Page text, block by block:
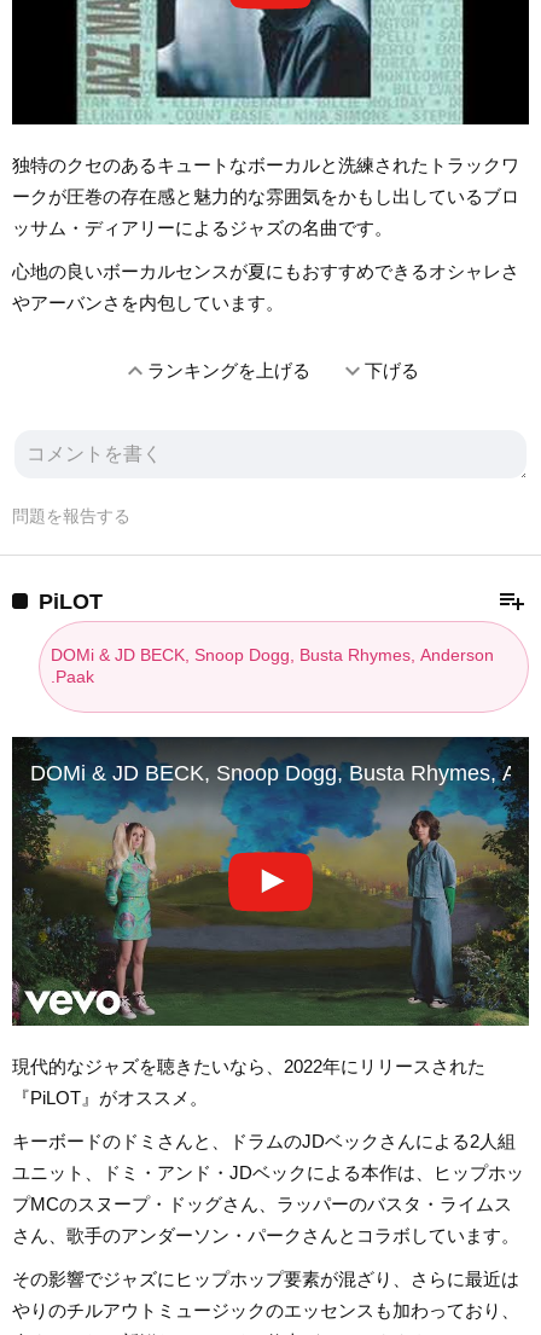
独特のクセのあるキュートなボーカルと洗練されたトラックワ
ークが圧巻の存在感と魅力的な雰囲気をかもし出しているブロ
ッサム・ディアリーによるジャズの名曲です。
心地の良いボーカルセンスが夏にもおすすめできるオシャレさ
やアーバンさを内包しています。
expand_lessランキングを上げる expand_more下げる
問題を報告する
playlist_add
PiLOT
DOMi & JD BECK, Snoop Dogg, Busta Rhymes, Anderson
.Paak
DOMi & JD BECK, Snoop Dogg, Busta Rhymes,
現代的なジャズを聴きたいなら、2022年にリリースされた
『PiLOT』がオススメ。
キーボードのドミさんと、ドラムのJDベックさんによる2人組
ユニット、ドミ・アンド・JDベックによる本作は、ヒップホッ
プMCのスヌープ・ドッグさん、ラッパーのバスタ・ライムス
さん、歌手のアンダーソン・パークさんとコラボしています。
その影響でジャズにヒップホップ要素が混ざり、さらに最近は
やりのチルアウトミュージックのエッセンスも加わっており、